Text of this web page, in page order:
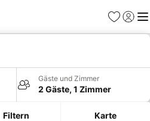
Favoriten
Gäste und Zimmer
2 Gäste, 1 Zimmer
Filtern Karte